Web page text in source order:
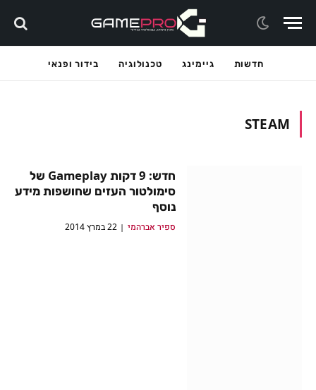
חדשות גיימינג טכנולוגיה בידור ופנאי
STEAM
חדש: 9 דקות Gameplay של
סימולטור העזים שחושפות מידע
נוסף
ספיר אברהמי 22 במרץ 2014